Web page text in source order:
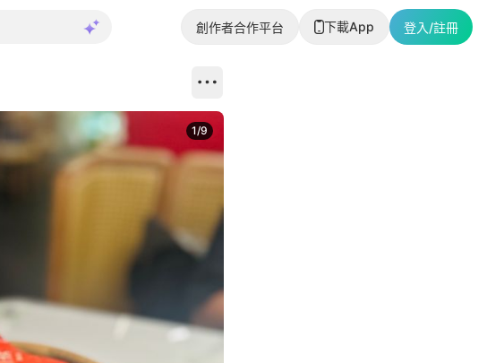
創作者合作平台 下載App 登入/註冊
1/9